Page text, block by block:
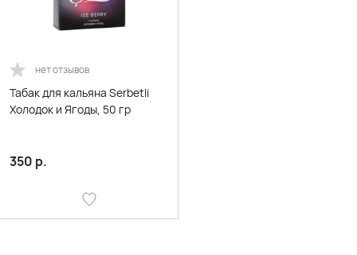
нет отзывов
Табак для кальяна Serbetli
Холодок и Ягоды, 50 гр
350 р.